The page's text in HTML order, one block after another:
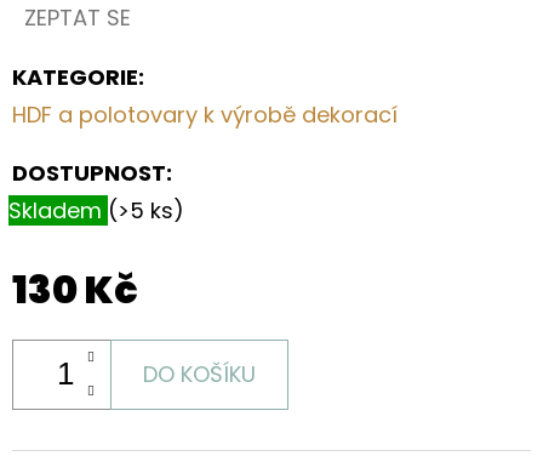
ZEPTAT SE
KATEGORIE:
HDF a polotovary k výrobě dekorací
DOSTUPNOST:
Skladem (>5 ks)
130 Kč
DO KOŠÍKU